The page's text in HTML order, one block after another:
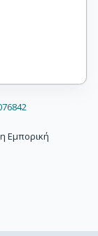
Εμπορική